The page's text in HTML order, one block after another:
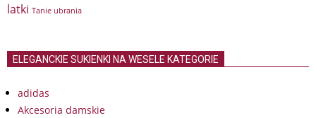
latki Tanie ubrania
ELEGANCKIE SUKIENKI NA WESELE KATEGORIE
adidas
Akcesoria damskie